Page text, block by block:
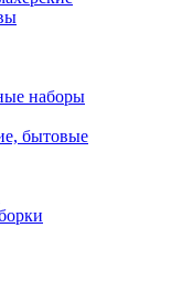
наборы
бытовые